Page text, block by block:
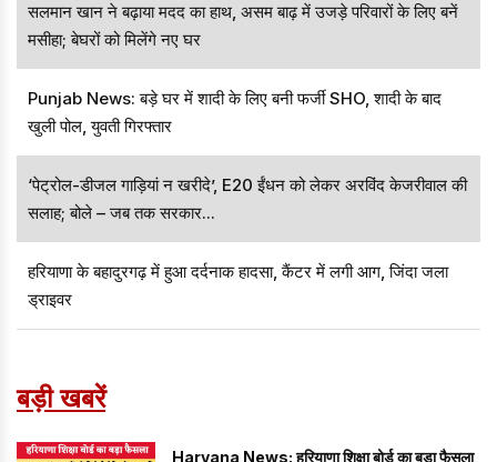
सलमान खान ने बढ़ाया मदद का हाथ, असम बाढ़ में उजड़े परिवारों के लिए बनें
मसीहा; बेघरों को मिलेंगे नए घर
Punjab News: बड़े घर में शादी के लिए बनी फर्जी SHO, शादी के बाद
खुली पोल, युवती गिरफ्तार
‘पेट्रोल-डीजल गाड़ियां न खरीदे’, E20 ईंधन को लेकर अरविंद केजरीवाल की
सलाह; बोले – जब तक सरकार...
हरियाणा के बहादुरगढ़ में हुआ दर्दनाक हादसा, कैंटर में लगी आग, जिंदा जला
ड्राइवर
बड़ी खबरें
Haryana News: हरियाणा शिक्षा बोर्ड का बड़ा फैसला,